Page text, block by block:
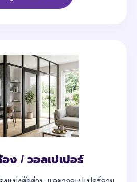
ง / วอลเปเปอร์